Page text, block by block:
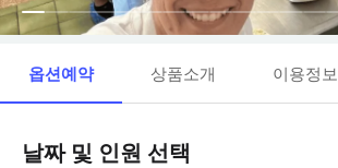
옵션예약 상품소개 이용정보
날짜 및 인원 선택